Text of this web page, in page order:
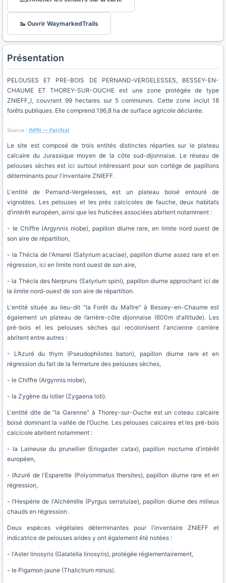
🥾 Ouvrir WaymarkedTrails
Présentation
PELOUSES ET PRE-BOIS DE PERNAND-VERGELESSES, BESSEY-EN-
CHAUME ET THOREY-SUR-OUCHE est une zone protégée de type
ZNIEFF_I, couvrant 99 hectares sur 5 communes. Cette zone inclut 18
forêts publiques. Elle comprend 196,8 ha de surface agricole déclarée.
Source : INPN — PatriNat
Le site est composé de trois entités distinctes réparties sur le plateau
calcaire du Jurassique moyen de la côte sud-dijonnaise. Le réseau de
pelouses sèches est ici surtout intéressant pour son cortège de papillons
déterminants pour l'inventaire ZNIEFF.
L'entité de Pernand-Vergelesses, est un plateau boisé entouré de
vignobles. Les pelouses et les prés calcicoles de fauche, deux habitats
d'intérêt européen, ainsi que les fruticées associées abritent notamment :
- le Chiffre (Argynnis niobe), papillon diurne rare, en limite nord ouest de
son aire de répartition,
- la Thécla de l'Amarel (Satyrium acaciae), papillon diurne assez rare et en
régression, ici en limite nord ouest de son aire,
- la Thécla des Nerpruns (Satyrium spini), papillon diurne approchant ici de
la limite nord-ouest de son aire de répartition.
L'entité située au lieu-dit "la Forêt du Maître" à Bessey-en-Chaume est
également un plateau de l’arrière-côte dijonnaise (600m d'altitude). Les
pré-bois et les pelouses sèches qui recolonisent l'ancienne carrière
abritent entre autres :
- L’Azuré du thym (Pseudophilotes baton), papillon diurne rare et en
régression du fait de la fermeture des pelouses sèches,
- le Chiffre (Argynnis niobe),
- la Zygène du lotier (Zygaena loti).
L'entité dite de "la Garenne" à Thorey-sur-Ouche est un coteau calcaire
boisé dominant la vallée de l’Ouche. Les pelouses calcaires et les pré-bois
calcicole abritent notamment :
- la Laineuse du prunellier (Eriogaster catax), papillon nocturne d'intérêt
européen,
- l’Azuré de l'Esparette (Polyommatus thersites), papillon diurne rare et en
régression,
- l’Hespérie de l'Alchémille (Pyrgus serratulae), papillon diurne des milieux
chauds en régression.
Deux espèces végétales déterminantes pour l'inventaire ZNIEFF et
indicatrice de pelouses arides y ont également été notées :
- l'Aster linosyris (Galatella linosyris), protégée réglementairement,
- le Pigamon jaune (Thalictrum minus).